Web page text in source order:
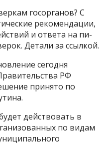
госорганов? С
рекомендации,
и ответа на пи-
Детали за ссылкой.
сегодня
РФ
принято по
действовать в
по видам